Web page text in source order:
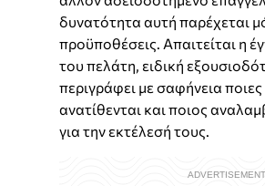
δυνατότητα αυτή παρέχεται
προϋποθέσεις. Απαιτείται η
του πελάτη, ειδική
περιγράφει με σαφήνεια ποιες
ανατίθενται και ποιος
για την εκτέλεσή τους.